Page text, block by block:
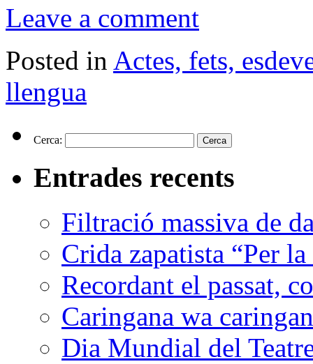
Leave a comment
Posted in Actes, fets,
llengua
Cerca:
Entrades recents
Filtració massiva de
Crida zapatista “Per
Recordant el passat,
Caringana wa
Dia Mundial del